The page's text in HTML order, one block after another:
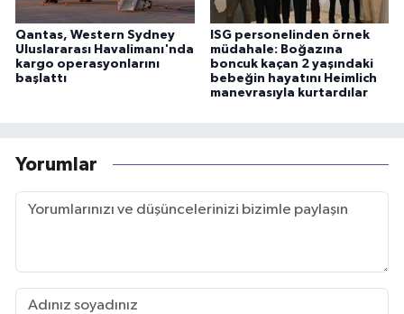
Qantas, Western Sydney
Uluslararası Havalimanı'nda
kargo operasyonlarını
başlattı
ISG personelinden örnek
müdahale: Boğazına
boncuk kaçan 2 yaşındaki
bebeğin hayatını Heimlich
manevrasıyla kurtardılar
Yorumlar